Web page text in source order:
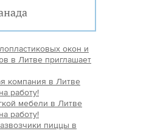
окон и
в Литве приглашает
компания в Литве
работу!
мебели в Литве
работу!
пиццы в